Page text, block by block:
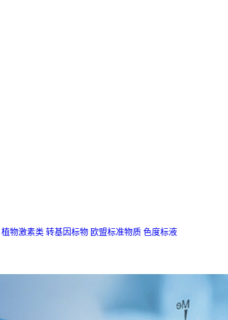
植物激素类 转基因标物 欧盟标准物质 色度标液